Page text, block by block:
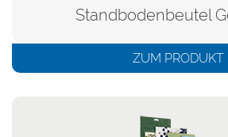
Standbodenbeutel
ZUM PRODUKT